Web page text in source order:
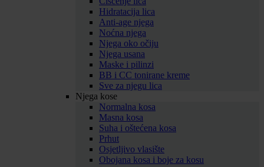
Hidratacija lica
Anti-age njega
Noćna njega
Njega oko očiju
Njega usana
Maske i pilinzi
BB i CC tonirane kreme
Sve za njegu lica
Njega kose
Normalna kosa
Masna kosa
Suha i oštećena kosa
Prhut
Osjetljivo vlasište
Obojana kosa i boje za kosu